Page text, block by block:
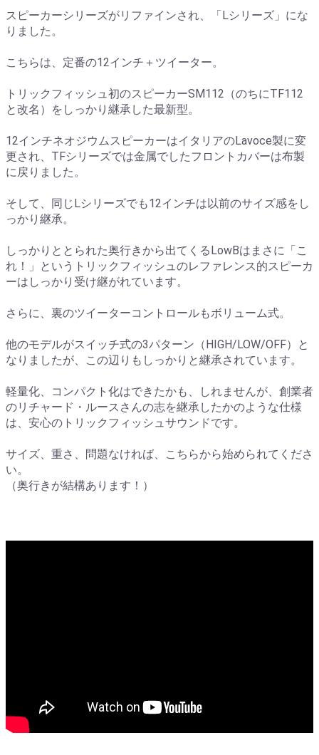
スピーカーシリーズがリファインされ、「Lシリーズ」にな
りました。
こちらは、定番の12インチ＋ツイーター。
トリックフィッシュ初のスピーカーSM112（のちにTF112
と改名）をしっかり継承した最新型。
12インチネオジウムスピーカーはイタリアのLavoce製に変
更され、TFシリーズでは金属でしたフロントカバーは布製
に戻りました。
そして、同じLシリーズでも12インチは以前のサイズ感をし
っかり継承。
しっかりととられた奥行きから出てくるLowBはまさに「こ
れ！」というトリックフィッシュのレファレンス的スピーカ
ーはしっかり受け継がれています。
さらに、裏のツイーターコントロールもボリューム式。
他のモデルがスイッチ式の3パターン（HIGH/LOW/OFF）と
なりましたが、この辺りもしっかりと継承されています。
軽量化、コンパクト化はできたかも、しれませんが、創業者
のリチャード・ルースさんの志を継承したかのような仕様
は、安心のトリックフィッシュサウンドです。
サイズ、重さ、問題なければ、こちらから始められてくださ
い。
（奥行きが結構あります！）